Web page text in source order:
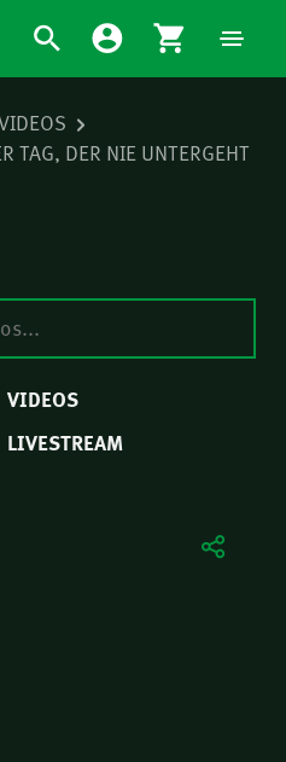
TAG, DER NIE UNTERGEHT
VIDEOS
LIVESTREAM